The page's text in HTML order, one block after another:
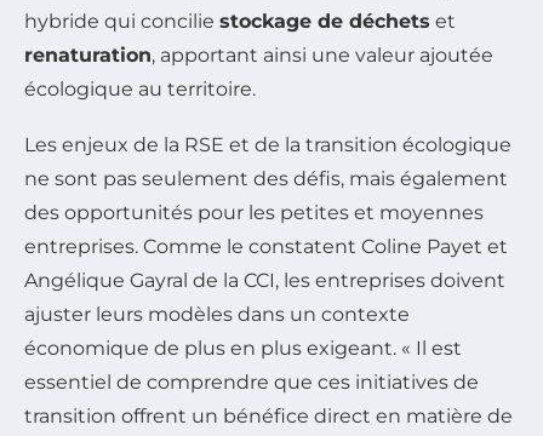
hybride qui concilie stockage de déchets et
renaturation, apportant ainsi une valeur ajoutée
écologique au territoire.
Les enjeux de la RSE et de la transition écologique
ne sont pas seulement des défis, mais également
des opportunités pour les petites et moyennes
entreprises. Comme le constatent Coline Payet et
Angélique Gayral de la CCI, les entreprises doivent
ajuster leurs modèles dans un contexte
économique de plus en plus exigeant. « Il est
essentiel de comprendre que ces initiatives de
transition offrent un bénéfice direct en matière de